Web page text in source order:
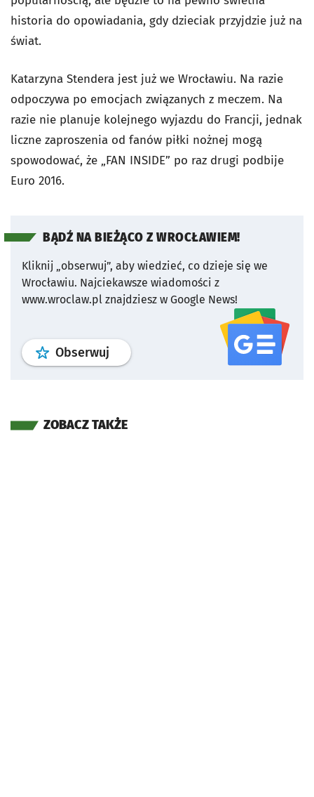
historia do opowiadania, gdy dzieciak przyjdzie już na
świat.
Katarzyna Stendera jest już we Wrocławiu. Na razie
odpoczywa po emocjach związanych z meczem. Na
razie nie planuje kolejnego wyjazdu do Francji, jednak
liczne zaproszenia od fanów piłki nożnej mogą
spowodować, że „FAN INSIDE” po raz drugi podbije
Euro 2016.
BĄDŹ NA BIEŻĄCO Z WROCŁAWIEM!
Kliknij „obserwuj”, aby wiedzieć, co dzieje się we
Wrocławiu. Najciekawsze wiadomości z
www.wroclaw.pl znajdziesz w Google News!
Obserwuj profil serwisu
ZOBACZ TAKŻE